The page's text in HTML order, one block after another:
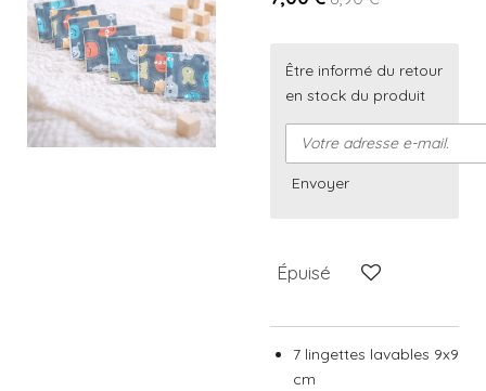
Être informé du retour
en stock du produit
Envoyer
Épuisé
7 lingettes lavables 9x9
cm